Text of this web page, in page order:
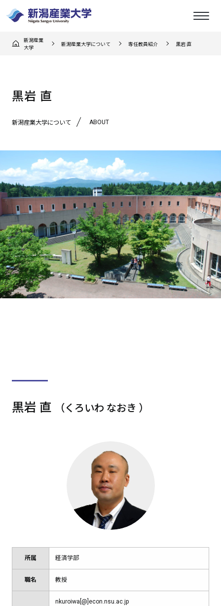
新潟産業
大学
新潟産業大学について 専任教員紹介 黒岩 直
黒岩 直
新潟産業大学について ABOUT
黒岩 直 （くろいわ なおき ）
所属 経済学部
職名 教授
nkuroiwa[@]econ.nsu.ac.jp